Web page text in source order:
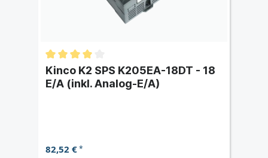
Kinco K2 SPS K205EA-18DT - 18
E/A (inkl. Analog-E/A)
82,52 €*